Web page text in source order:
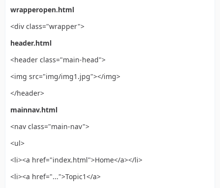
wrapperopen.html
<div class="wrapper">
header.html
<header class="main-head">
<img src="img/img1.jpg"></img>
</header>
mainnav.html
<nav class="main-nav">
<ul>
<li><a href="index.html">Home</a></li>
<li><a href="...">Topic1</a>